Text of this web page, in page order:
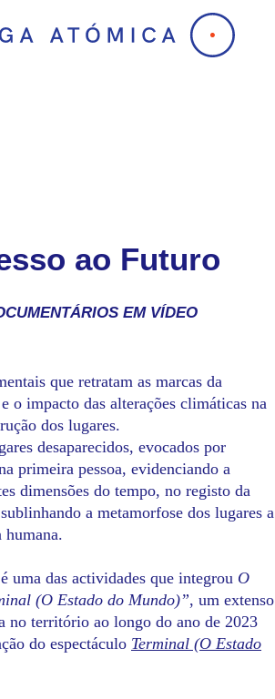
ao Futuro
EM VÍDEO
que retratam as marcas da
o impacto das alterações climáticas na
dos lugares.
desaparecidos, evocados por
primeira pessoa, evidenciando a
dimensões do tempo, no registo da
a metamorfose dos lugares a
humana.
é uma das actividades que integrou O
(O Estado do Mundo)”, um extenso
no território ao longo do ano de 2023
do espectáculo Terminal (O Estado